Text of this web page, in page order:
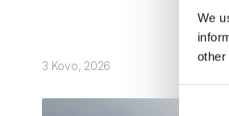
We
other
3 Kovo, 2026